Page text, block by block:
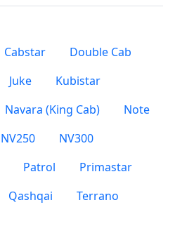
Cabstar
Double Cab
Juke
Kubistar
Navara (King Cab)
Note
NV250
NV300
Patrol
Primastar
Qashqai
Terrano